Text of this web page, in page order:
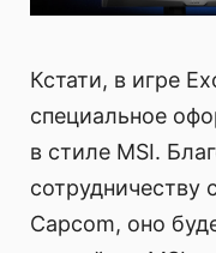
Кстати, в игре
специальное
в стиле MSI.
сотрудничеству
Capcom, оно